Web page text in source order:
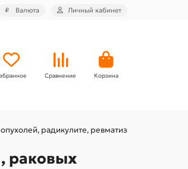
₽ Валюта Личный кабинет
Сравнение Корзина
радикулите, ревматизме)
раковых